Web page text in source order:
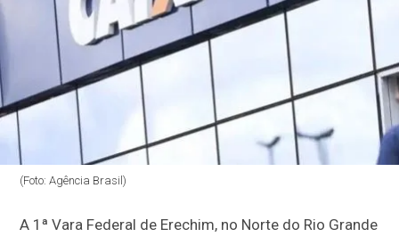
(Foto: Agência Brasil)
A 1ª Vara Federal de Erechim, no Norte do Rio Grande